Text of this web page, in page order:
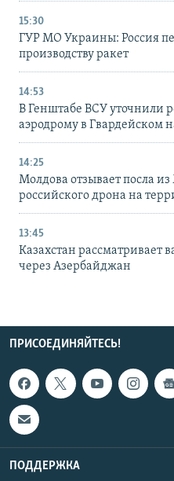
15:30
ГУР МО Украины: Россия
производству ракет
14:53
В Генштабе ВСУ уточнили
аэродрому в Гвардейском
14:25
Молдова отзывает посла
российского дрона на
13:45
Казахстан рассматривает
через Азербайджан
ПРИСОЕДИНЯЙТЕСЬ!
ПОДДЕРЖКА